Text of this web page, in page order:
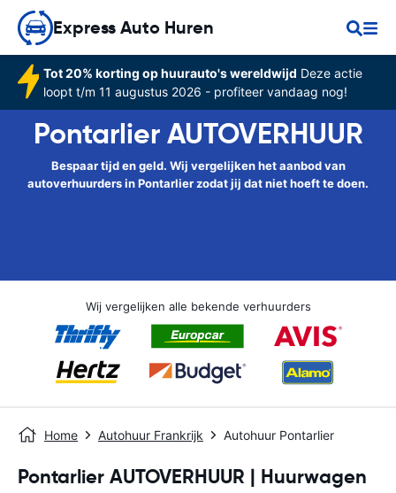
Express Auto Huren
Tot 20% korting op huurauto's wereldwijd Deze actie
loopt t/m 11 augustus 2026 - profiteer vandaag nog!
Pontarlier AUTOVERHUUR
Bespaar tijd en geld. Wij vergelijken het aanbod van
autoverhuurders in Pontarlier zodat jij dat niet hoeft te doen.
Wij vergelijken alle bekende verhuurders
Home Autohuur Frankrijk Autohuur Pontarlier
Pontarlier AUTOVERHUUR | Huurwagen